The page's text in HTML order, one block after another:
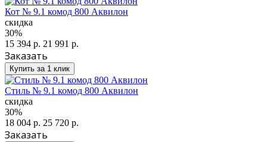
Кот № 9.1 комод 800 Аквилон
скидка
30%
15 394 р. 21 991 р.
Заказать
Купить за 1 клик
Стиль № 9.1 комод 800 Аквилон
скидка
30%
18 004 р. 25 720 р.
Заказать